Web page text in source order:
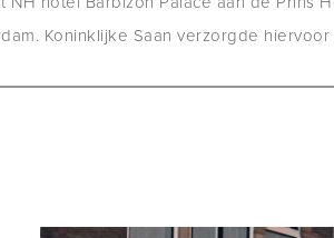
Koninklijke Saan verzorgde